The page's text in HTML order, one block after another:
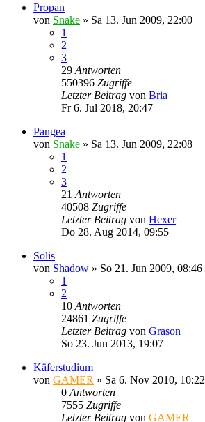
Propan
von Snake » Sa 13. Jun 2009, 22:00
1
2
3
29 Antworten
550396 Zugriffe
Letzter Beitrag von Bria
Fr 6. Jul 2018, 20:47
Pangea
von Snake » Sa 13. Jun 2009, 22:08
1
2
3
21 Antworten
40508 Zugriffe
Letzter Beitrag von Hexer
Do 28. Aug 2014, 09:55
Solis
von Shadow » So 21. Jun 2009, 08:46
1
2
10 Antworten
24861 Zugriffe
Letzter Beitrag von Grason
So 23. Jun 2013, 19:07
Käferstudium
von GAMER » Sa 6. Nov 2010, 10:22
0 Antworten
7555 Zugriffe
Letzter Beitrag von GAMER